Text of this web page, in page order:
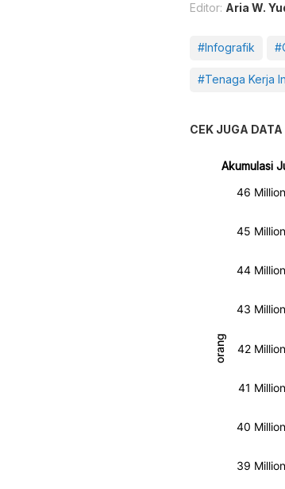
Editor: Aria W.
#Infografik
#Tenaga Kerja
CEK JUGA DATA